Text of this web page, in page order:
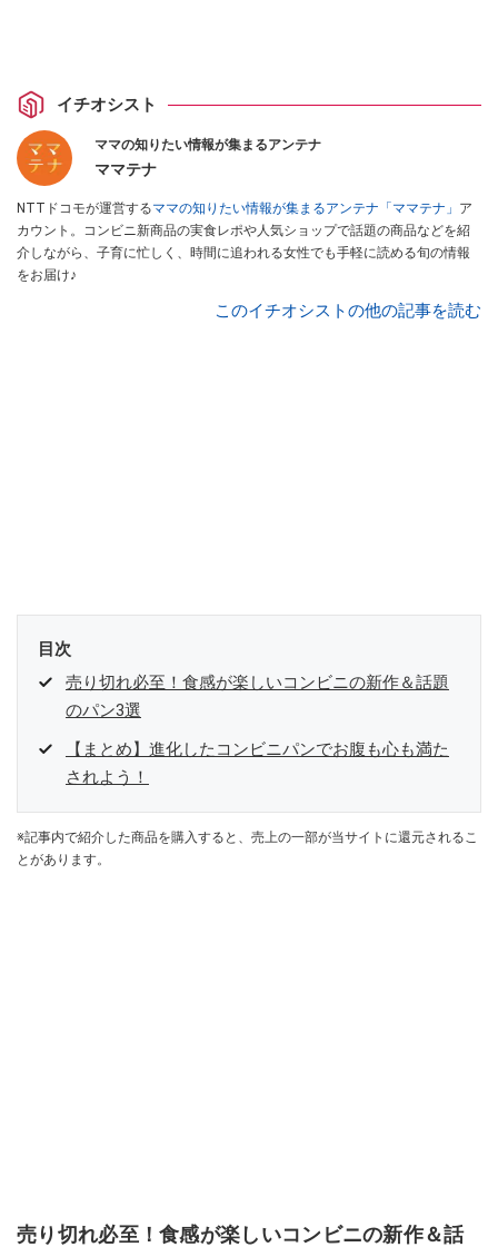
イチオシスト
ママの知りたい情報が集まるアンテナ
ママテナ
NTTドコモが運営するママの知りたい情報が集まるアンテナ「ママテナ」 ア
カウント。コンビニ新商品の実食レポや人気ショップで話題の商品などを紹
介しながら、子育に忙しく、時間に追われる女性でも手軽に読める旬の情報
をお届け♪
このイチオシストの他の記事を読む
目次
売り切れ必至！食感が楽しいコンビニの新作＆話題
のパン3選
【まとめ】進化したコンビニパンでお腹も心も満た
されよう！
※記事内で紹介した商品を購入すると、売上の一部が当サイトに還元されるこ
とがあります。
売り切れ必至！食感が楽しいコンビニの新作＆話